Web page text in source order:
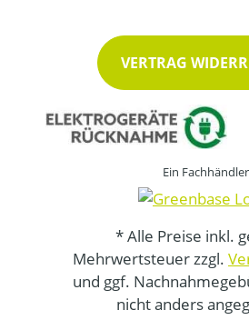
VERTRAG
Ein
* Alle Preise inkl.
Mehrwertsteuer zzgl.
und ggf.
nicht anders